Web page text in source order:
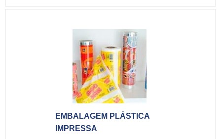
Dessa forma, é essencial que
condições de higiene e
satisfatoriamente apresentáveis,
daí a importância do uso da
embalagem plástica para
roupas.CARACTERÍSTICAS DA
EMBALAGEMPara melhor
é possí...
EMBALAGEM PLÁSTICA
IMPRESSA